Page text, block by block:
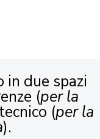
in due spazi
(per la
(per la
).